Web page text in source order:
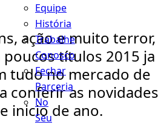
Equipe
História
Trabalhe
Conosco
Fechar
Parceria
No
Seu
ação e muito terror,
títulos 2015 ja
tudo no mercado de
conferir as novidades
inicio de ano.